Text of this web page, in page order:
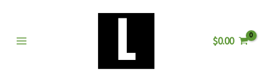
contenu
$0.00